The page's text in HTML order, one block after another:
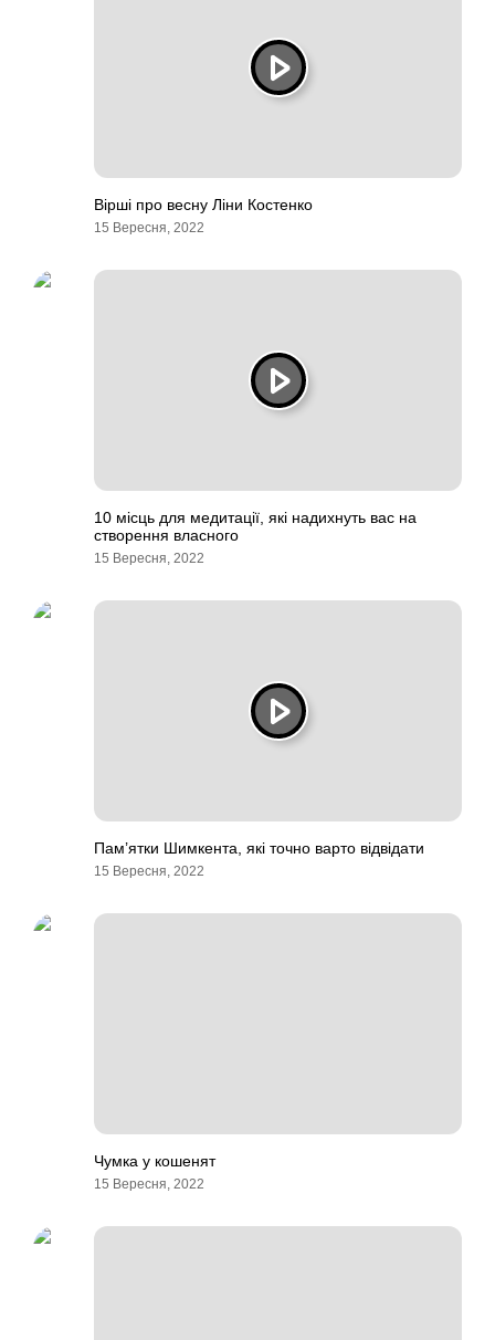
Вірші про весну Ліни Костенко
15 Вересня, 2022
10 місць для медитації, які надихнуть вас на
створення власного
15 Вересня, 2022
Пам’ятки Шимкента, які точно варто відвідати
15 Вересня, 2022
Чумка у кошенят
15 Вересня, 2022